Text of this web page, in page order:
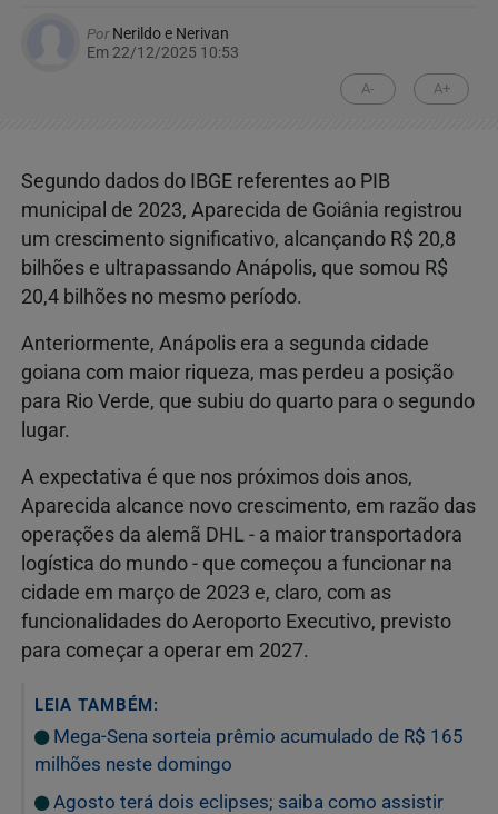
PorNerildo e Nerivan
Em 22/12/2025 10:53
A- A+
Segundo dados do IBGE referentes ao PIB
municipal de 2023, Aparecida de Goiânia registrou
um crescimento significativo, alcançando R$ 20,8
bilhões e ultrapassando Anápolis, que somou R$
20,4 bilhões no mesmo período.
Anteriormente, Anápolis era a segunda cidade
goiana com maior riqueza, mas perdeu a posição
para Rio Verde, que subiu do quarto para o segundo
lugar.
A expectativa é que nos próximos dois anos,
Aparecida alcance novo crescimento, em razão das
operações da alemã DHL - a maior transportadora
logística do mundo - que começou a funcionar na
cidade em março de 2023 e, claro, com as
funcionalidades do Aeroporto Executivo, previsto
para começar a operar em 2027.
LEIA TAMBÉM:
Mega-Sena sorteia prêmio acumulado de R$ 165
milhões neste domingo
Agosto terá dois eclipses; saiba como assistir